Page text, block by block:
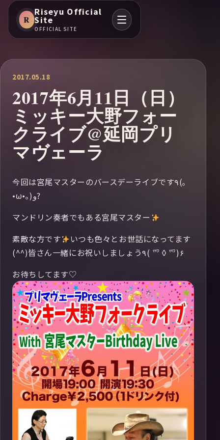
R
Riseyu Official
Site
OFFICIAL SITE
2017.05.18
2017年6月11日（日）
ミッキー大野フォー
クライブ@延岡プリ
マヴェーラ
今回は宮尾マスターのバースデーライブです٩(｡
•ω•｡) و?
マンドリン奏者でもある宮尾マスター
素敵な方です
いつも色々とお世話になってます
(^^)皆さん一緒にお祝いしましょう٩( ⺤◊⺤)۶
お待ちしてます♡